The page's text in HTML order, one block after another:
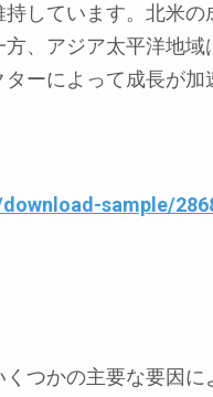
しています。北米の
、アジア太平洋地域
ーによって成長が加
sample/
つかの主要な要因に